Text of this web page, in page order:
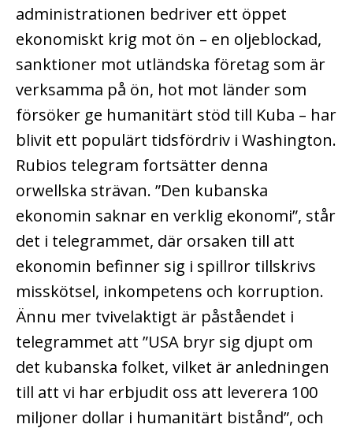
administrationen bedriver ett öppet
ekonomiskt krig mot ön – en oljeblockad,
sanktioner mot utländska företag som är
verksamma på ön, hot mot länder som
försöker ge humanitärt stöd till Kuba – har
blivit ett populärt tidsfördriv i Washington.
Rubios telegram fortsätter denna
orwellska strävan. ”Den kubanska
ekonomin saknar en verklig ekonomi”, står
det i telegrammet, där orsaken till att
ekonomin befinner sig i spillror tillskrivs
misskötsel, inkompetens och korruption.
Ännu mer tvivelaktigt är påståendet i
telegrammet att ”USA bryr sig djupt om
det kubanska folket, vilket är anledningen
till att vi har erbjudit oss att leverera 100
miljoner dollar i humanitärt bistånd”, och